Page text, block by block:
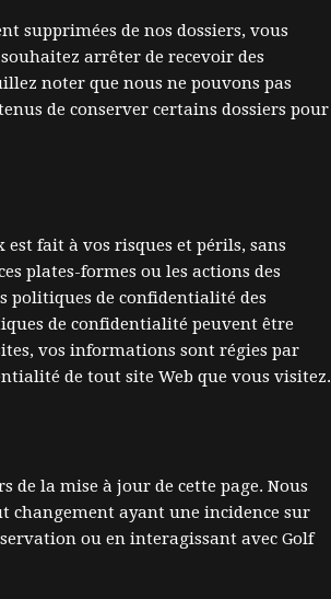
supprimées de nos dossiers, vous
souhaitez arrêter de recevoir des
noter que nous ne pouvons pas
de conserver certains dossiers pour
fait à vos risques et périls, sans
plates-formes ou les actions des
politiques de confidentialité des
de confidentialité peuvent être
vos informations sont régies par
de tout site Web que vous visitez.
la mise à jour de cette page. Nous
changement ayant une incidence sur
ou en interagissant avec Golf